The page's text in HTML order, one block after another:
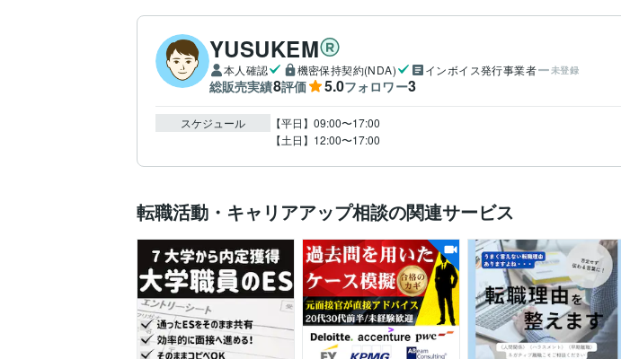
YUSUKEM
本人確認 機密保持契約(NDA) インボイス発行事業者 未登録
総販売実績8評価 5.0フォロワー3
スケジュール
【平日】09:00〜17:00
【土日】12:00〜17:00
転職活動・キャリアアップ相談の関連サービス